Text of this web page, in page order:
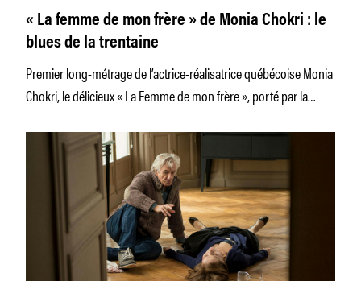
« La femme de mon frère » de Monia Chokri : le
blues de la trentaine
Premier long-métrage de l’actrice-réalisatrice québécoise Monia
Chokri, le délicieux « La Femme de mon frère », porté par la